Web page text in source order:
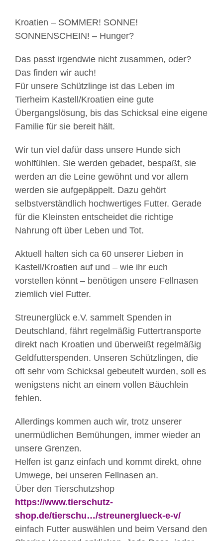
Kroatien – SOMMER! SONNE!
SONNENSCHEIN! – Hunger?
Das passt irgendwie nicht zusammen, oder?
Das finden wir auch!
Für unsere Schützlinge ist das Leben im
Tierheim Kastell/Kroatien eine gute
Übergangslösung, bis das Schicksal eine eigene
Familie für sie bereit hält.
Wir tun viel dafür dass unsere Hunde sich
wohlfühlen. Sie werden gebadet, bespaßt, sie
werden an die Leine gewöhnt und vor allem
werden sie aufgepäppelt. Dazu gehört
selbstverständlich hochwertiges Futter. Gerade
für die Kleinsten entscheidet die richtige
Nahrung oft über Leben und Tot.
Aktuell halten sich ca 60 unserer Lieben in
Kastell/Kroatien auf und – wie ihr euch
vorstellen könnt – benötigen unsere Fellnasen
ziemlich viel Futter.
Streunerglück e.V. sammelt Spenden in
Deutschland, fährt regelmäßig Futtertransporte
direkt nach Kroatien und überweißt regelmäßig
Geldfutterspenden. Unseren Schützlingen, die
oft sehr vom Schicksal gebeutelt wurden, soll es
wenigstens nicht an einem vollen Bäuchlein
fehlen.
Allerdings kommen auch wir, trotz unserer
unermüdlichen Bemühungen, immer wieder an
unsere Grenzen.
Helfen ist ganz einfach und kommt direkt, ohne
Umwege, bei unseren Fellnasen an.
Über den Tierschutzshop
https://www.tierschutz-
shop.de/tierschu…/streunerglueck-e-v/
einfach Futter auswählen und beim Versand den